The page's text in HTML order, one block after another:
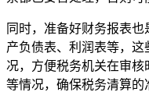
同时，准备好财务报表
产负债表、利润表等，
况，方便税务机关在审
等情况，确保税务清算